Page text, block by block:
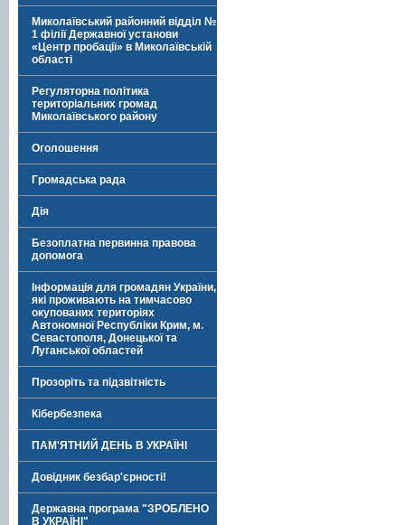
Миколаївський районний відділ №
1 філії Державної установи
«Центр пробації» в Миколаївській
області
Регуляторна політика
територіальних громад
Миколаївського району
Оголошення
Громадська рада
Дія
Безоплатна первинна правова
допомога
Інформація для громадян України,
які проживають на тимчасово
окупованих територіях
Автономної Республіки Крим, м.
Севастополя, Донецької та
Луганської областей
Прозоріть та підзвітність
Кібербезпека
ПАМ'ЯТНИЙ ДЕНЬ В УКРАЇНІ
Довідник безбар'єрності!
Державна програма "ЗРОБЛЕНО
В УКРАЇНІ"